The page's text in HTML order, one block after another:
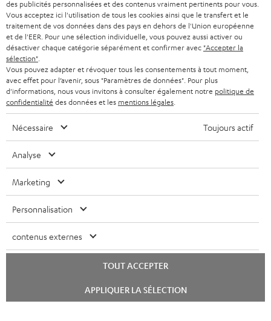
e
t
t
e
r
CASQUES AUDIO
CASQUES BLUETOOTH AUDIO
SYSTEMES COMPLETS
ENCEINTES
ULTIMA
ÉCOUTEURS INTRA-AURICULAIRES
FANSHOP
NOUVEAUTÉS
NEWSLETTER
MAGASINS
AVANTAGES D’ACHAT
L’HISTOIRE DE TEUFEL
PAYS-BAS
BELGIQUE
FRANCE
POLOGNE
ITALIE
USA
AUTRES PAYS
Sous réserve de modifications techniques, de fautes de frappe et d’autres
erreurs. Les accessoires figurant sur l’image ne font pas partie du contenu de
Mentions légales CGV
chat
des publicités personnalisées et des contenus vraiment pertinents pour vous.
Vous acceptez ici l'utilisation de tous les cookies ainsi que le transfert et le
traitement de vos données dans des pays en dehors de l'Union européenne
et de l'EER. Pour une sélection individuelle, vous pouvez aussi activer ou
désactiver chaque catégorie séparément et confirmer avec "Accepter la
sélection"
Vous pouvez adapter et révoquer tous les consentements à tout moment,
avec effet pour l’avenir, sous "Paramètres de données". Pour plus
d'informations, nous vous invitons à consulter également notre politique de
confidentialité des données et les mentions légales
Nécessaire Toujours actif
Analyse
Marketing
Personnalisation
contenus externes
TOUT ACCEPTER
APPLIQUER LA SÉLECTION